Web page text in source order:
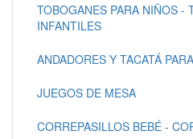
TOBOGANES PARA NIÑOS -
INFANTILES
ANDADORES Y TACATÁ
JUEGOS DE MESA
CORREPASILLOS BEBÉ -